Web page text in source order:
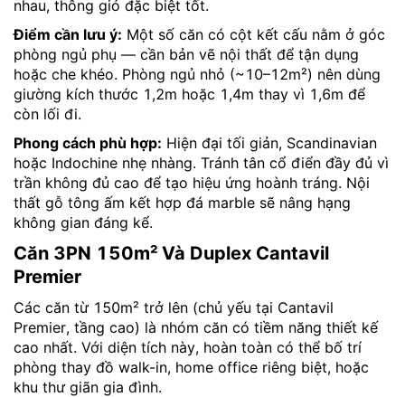
nhau, thông gió đặc biệt tốt.
Điểm cần lưu ý: Một số căn có cột kết cấu nằm ở góc
phòng ngủ phụ — cần bản vẽ nội thất để tận dụng
hoặc che khéo. Phòng ngủ nhỏ (~10–12m²) nên dùng
giường kích thước 1,2m hoặc 1,4m thay vì 1,6m để
còn lối đi.
Phong cách phù hợp: Hiện đại tối giản, Scandinavian
hoặc Indochine nhẹ nhàng. Tránh tân cổ điển đầy đủ vì
trần không đủ cao để tạo hiệu ứng hoành tráng. Nội
thất gỗ tông ấm kết hợp đá marble sẽ nâng hạng
không gian đáng kể.
Căn 3PN 150m² Và Duplex Cantavil
Premier
Các căn từ 150m² trở lên (chủ yếu tại Cantavil
Premier, tầng cao) là nhóm căn có tiềm năng thiết kế
cao nhất. Với diện tích này, hoàn toàn có thể bố trí
phòng thay đồ walk-in, home office riêng biệt, hoặc
khu thư giãn gia đình.